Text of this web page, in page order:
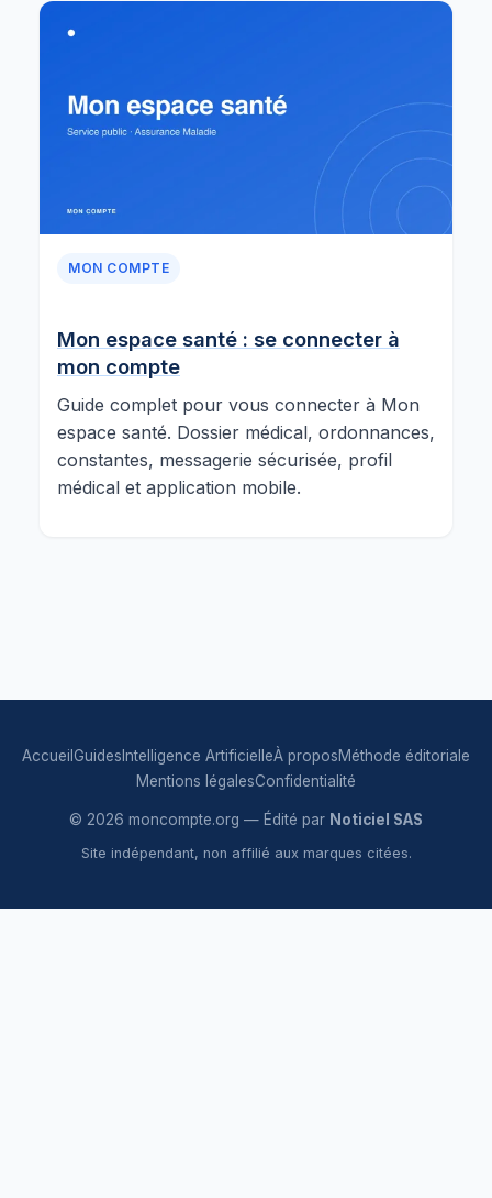
MON COMPTE
Mon espace santé : se connecter à
mon compte
Guide complet pour vous connecter à Mon
espace santé. Dossier médical, ordonnances,
constantes, messagerie sécurisée, profil
médical et application mobile.
AccueilGuidesIntelligence ArtificielleÀ proposMéthode éditoriale
Mentions légalesConfidentialité
© 2026 moncompte.org — Édité par Noticiel SAS
Site indépendant, non affilié aux marques citées.